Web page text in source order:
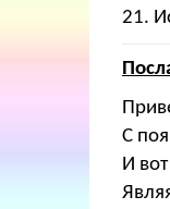
21.
С
И